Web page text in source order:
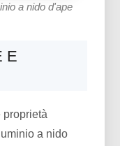
a nido d'ape
E
proprietà
a nido